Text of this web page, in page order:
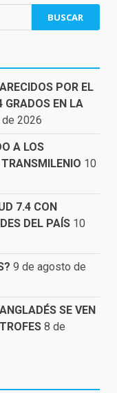
POR EL
GRADOS EN LA
2026
A LOS
10
7.4 CON
DEL PAÍS 10
9 de agosto de
SE VEN
8 de